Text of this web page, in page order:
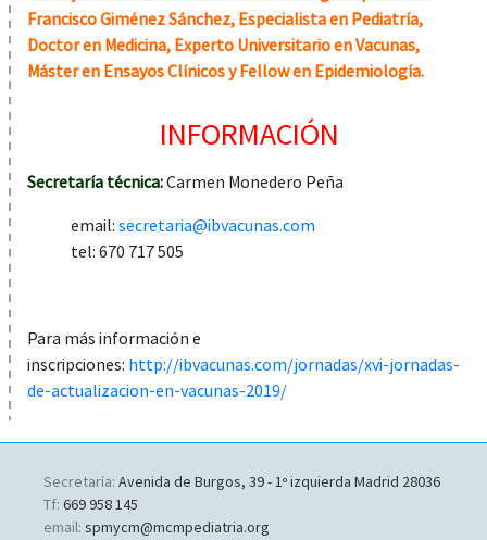
Francisco Giménez Sánchez, Especialista en Pediatría,
Doctor en Medicina, Experto Universitario en Vacunas,
Máster en Ensayos Clínicos y Fellow en Epidemiología.
INFORMACIÓN
Secretaría técnica:Carmen Monedero Peña
email: secretaria@ibvacunas.com
tel: 670 717 505
Para más información e
inscripciones: http://ibvacunas.com/jornadas/xvi-jornadas-
de-actualizacion-en-vacunas-2019/
Secretaría: Avenida de Burgos, 39 - 1º izquierda Madrid 28036
Tf: 669 958 145
email: spmycm@mcmpediatria.org